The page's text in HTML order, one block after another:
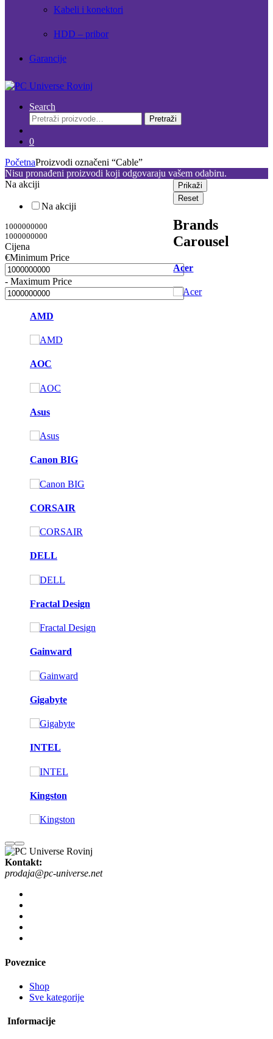
Kabeli i konektori
HDD – pribor
Garancije
Search
Pretraži:
Pretraži
0
PočetnaProizvodi označeni “Cable”
Nisu pronađeni proizvodi koji odgovaraju vašem odabiru.
Na akciji
Na akciji
1000000000
1000000000
Cijena
€Minimum Price
- Maximum Price
Prikaži
Reset
Brands
Carousel
Acer
AMD
AOC
Asus
Canon BIG
CORSAIR
DELL
Fractal Design
Gainward
Gigabyte
INTEL
Kingston
Kontakt:
prodaja@pc-universe.net
Poveznice
Shop
Sve kategorije
Informacije